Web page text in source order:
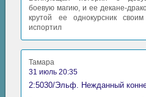
боевую магию, и ее декане-
крутой ее однокурсник
испортил
Тамара
31 июль 20:35
2:5030/Эльф. Нежданный